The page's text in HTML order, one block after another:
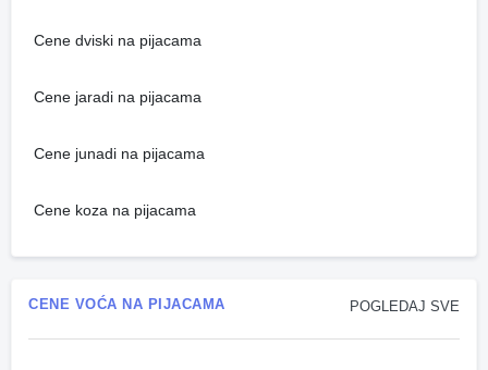
Cene dviski na pijacama
Cene jaradi na pijacama
Cene junadi na pijacama
Cene koza na pijacama
POGLEDAJ SVE
CENE VOĆA NA PIJACAMA